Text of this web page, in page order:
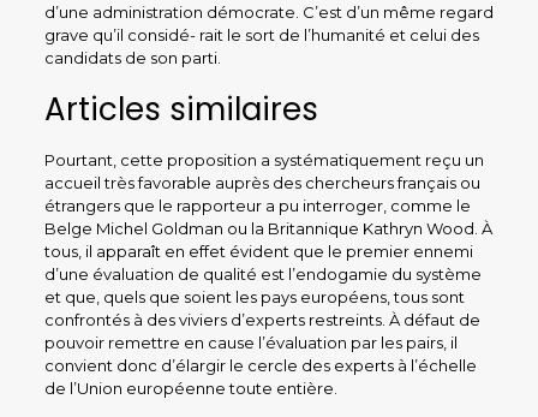
d’une administration démocrate. C’est d’un même regard
grave qu’il considé- rait le sort de l’humanité et celui des
candidats de son parti.
Articles similaires
Pourtant, cette proposition a systématiquement reçu un
accueil très favorable auprès des chercheurs français ou
étrangers que le rapporteur a pu interroger, comme le
Belge Michel Goldman ou la Britannique Kathryn Wood. À
tous, il apparaît en effet évident que le premier ennemi
d’une évaluation de qualité est l’endogamie du système
et que, quels que soient les pays européens, tous sont
confrontés à des viviers d’experts restreints. À défaut de
pouvoir remettre en cause l’évaluation par les pairs, il
convient donc d’élargir le cercle des experts à l’échelle
de l’Union européenne toute entière.